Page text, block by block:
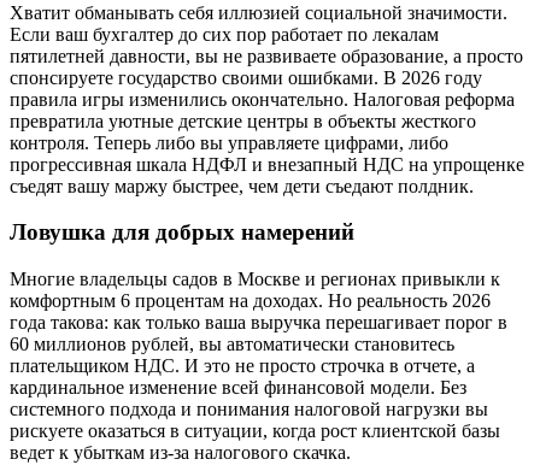
Хватит обманывать себя иллюзией социальной значимости.
Если ваш бухгалтер до сих пор работает по лекалам
пятилетней давности, вы не развиваете образование, а просто
спонсируете государство своими ошибками. В 2026 году
правила игры изменились окончательно. Налоговая реформа
превратила уютные детские центры в объекты жесткого
контроля. Теперь либо вы управляете цифрами, либо
прогрессивная шкала НДФЛ и внезапный НДС на упрощенке
съедят вашу маржу быстрее, чем дети съедают полдник.
Ловушка для добрых намерений
Многие владельцы садов в Москве и регионах привыкли к
комфортным 6 процентам на доходах. Но реальность 2026
года такова: как только ваша выручка перешагивает порог в
60 миллионов рублей, вы автоматически становитесь
плательщиком НДС. И это не просто строчка в отчете, а
кардинальное изменение всей финансовой модели. Без
системного подхода и понимания налоговой нагрузки вы
рискуете оказаться в ситуации, когда рост клиентской базы
ведет к убыткам из-за налогового скачка.